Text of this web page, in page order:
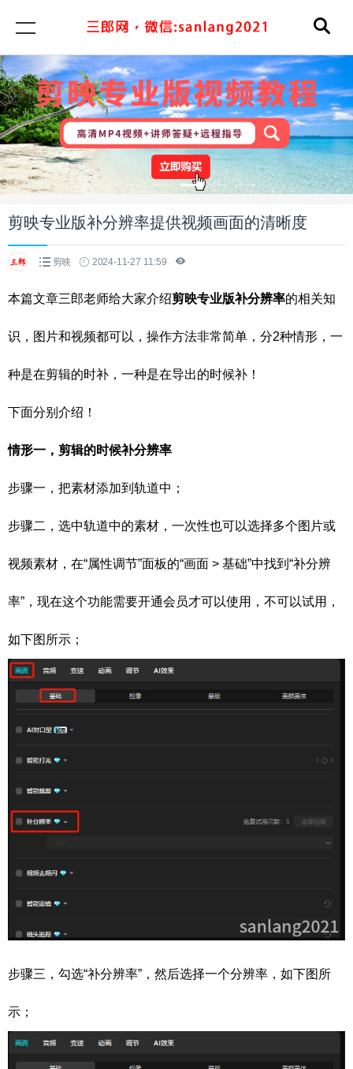
剪映专业版补分辨率提供视频画面的清晰度
剪映 2024-11-27 11:59
本篇文章三郎老师给大家介绍剪映专业版补分辨率的相关知
识，图片和视频都可以，操作方法非常简单，分2种情形，一
种是在剪辑的时补，一种是在导出的时候补！
下面分别介绍！
情形一，剪辑的时候补分辨率
步骤一，把素材添加到轨道中；
步骤二，选中轨道中的素材，一次性也可以选择多个图片或
视频素材，在“属性调节”面板的“画面 > 基础”中找到“补分辨
率”，现在这个功能需要开通会员才可以使用，不可以试用，
如下图所示；
步骤三，勾选“补分辨率”，然后选择一个分辨率，如下图所
示；